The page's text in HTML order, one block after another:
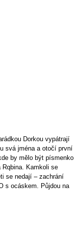
Dorkou vypátrají
svá jména a otočí první
by mělo být písmenko
Rqbina. Kamkoli se
se nedají – zachrání
s ocáskem. Půjdou na